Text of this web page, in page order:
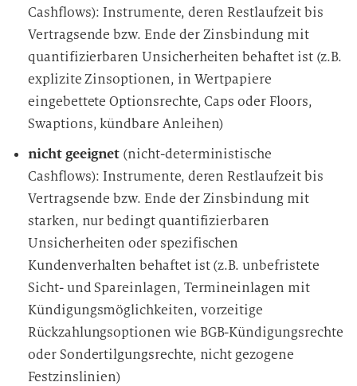
Cashflows): Instrumente, deren Restlaufzeit bis
Vertragsende bzw. Ende der Zinsbindung mit
quantifizierbaren Unsicherheiten behaftet ist (z.B.
explizite Zinsoptionen, in Wertpapiere
eingebettete Optionsrechte, Caps oder Floors,
Swaptions, kündbare Anleihen)
nicht geeignet (nicht-deterministische
Cashflows): Instrumente, deren Restlaufzeit bis
Vertragsende bzw. Ende der Zinsbindung mit
starken, nur bedingt quantifizierbaren
Unsicherheiten oder spezifischen
Kundenverhalten behaftet ist (z.B. unbefristete
Sicht- und Spareinlagen, Termineinlagen mit
Kündigungsmöglichkeiten, vorzeitige
Rückzahlungsoptionen wie BGB-Kündigungsrechte
oder Sondertilgungsrechte, nicht gezogene
Festzinslinien)